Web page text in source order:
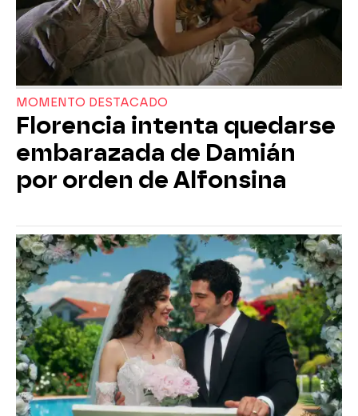
MOMENTO DESTACADO
Florencia intenta quedarse
embarazada de Damián
por orden de Alfonsina